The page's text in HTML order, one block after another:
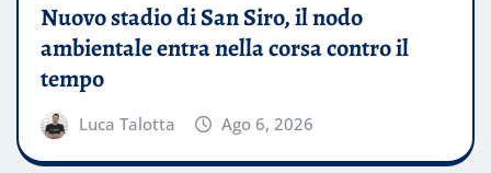
Nuovo stadio di San Siro, il nodo
ambientale entra nella corsa contro il
tempo
Luca Talotta Ago 6, 2026